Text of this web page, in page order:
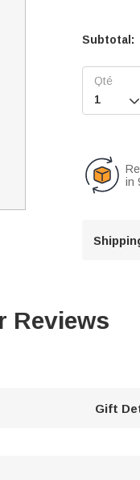
Subtotal:

in
Reviews
Gift